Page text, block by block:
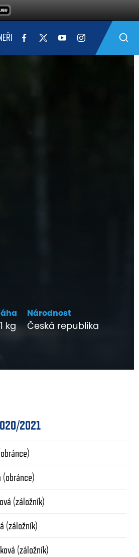
kg
Národnost
Česká republika
2021
(obránce)
(záložník)
(záložník)
(záložník)